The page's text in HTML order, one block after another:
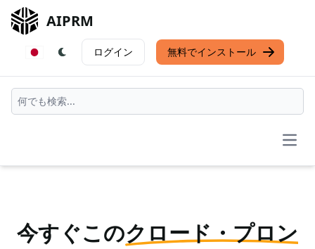
AIPRM
ログイン 無料でインストール
今すぐこのクロード・プロン